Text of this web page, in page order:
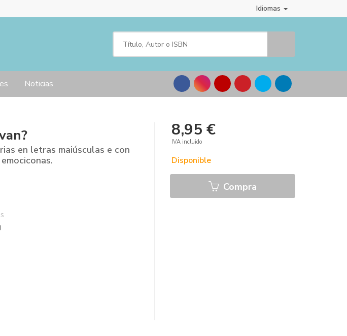
Idiomas
Noticias
en letras maiúsculas e con
8,95 €
IVA incluido
Disponible
Compra